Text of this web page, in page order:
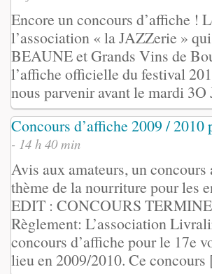
Encore un concours d’affiche !
l’association « la JAZZerie »
BEAUNE et Grands Vins de
l’affiche officielle du festival
nous parvenir avant le mardi
Concours d’affiche 2009 /
- 14 h 40 min
Avis aux amateurs, un
thème de la nourriture pour les
EDIT : CONCOURS
Règlement: L’association
concours d’affiche pour le 17e
lieu en 2009/2010. Ce concours